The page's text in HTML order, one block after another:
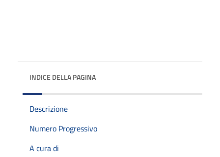
INDICE DELLA PAGINA
Descrizione
Numero Progressivo
A cura di